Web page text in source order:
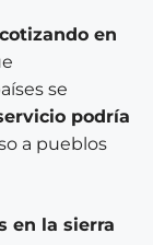
en
se
podría
a pueblos
en la sierra